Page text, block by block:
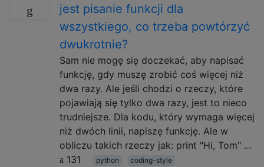
jest pisanie funkcji dla
wszystkiego, co trzeba powtórzyć
dwukrotnie?
Sam nie mogę się doczekać, aby napisać
funkcję, gdy muszę zrobić coś więcej niż
dwa razy. Ale jeśli chodzi o rzeczy, które
pojawiają się tylko dwa razy, jest to nieco
trudniejsze. Dla kodu, który wymaga więcej
niż dwóch linii, napiszę funkcję. Ale w
obliczu takich rzeczy jak: print "Hi, Tom" …
131
python coding-style